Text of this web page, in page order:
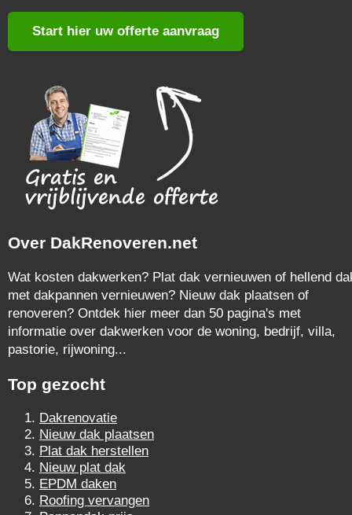
Start hier uw offerte aanvraag
Over DakRenoveren.net
Wat kosten dakwerken? Plat dak vernieuwen of hellend
met dakpannen vernieuwen? Nieuw dak plaatsen of
renoveren? Ontdek hier meer dan 50 pagina's met
informatie over dakwerken voor de woning, bedrijf, villa,
pastorie, rijwoning...
Top gezocht
Dakrenovatie
Nieuw dak plaatsen
Plat dak herstellen
Nieuw plat dak
EPDM daken
Roofing vervangen